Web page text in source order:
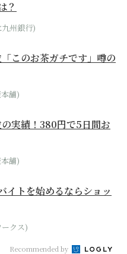
？
州銀行)
このお茶ガチです」噂の
舗)
の実績！380円で5日間お
舗)
イトを始めるならショッ
クス)
Recommended by